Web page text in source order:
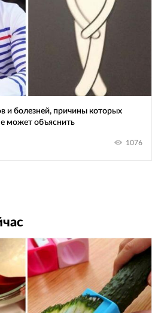
и болезней, причины которых
может объяснить
1076